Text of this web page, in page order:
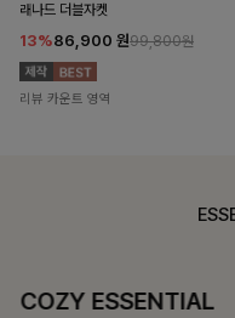
래나드 더블자켓
13%86,900 원99,800원
리뷰 카운트 영역
COZY ESSENTIAL